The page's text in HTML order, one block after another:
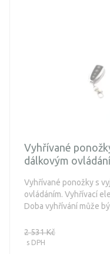
Vyhřívané
dálkovým
Vyhřívané ponožky s
ovládáním. Vyhřívací
Doba vyhřívání může
2 531 Kč
s DPH